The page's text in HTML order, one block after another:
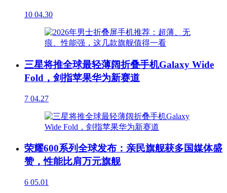
10 04.30
三星将推全球最轻薄阔折叠手机Galaxy Wide
Fold，剑指苹果华为新赛道
7 04.27
荣耀600系列全球发布：亲民旗舰获多国媒体盛
赞，性能比肩万元旗舰
6 05.01